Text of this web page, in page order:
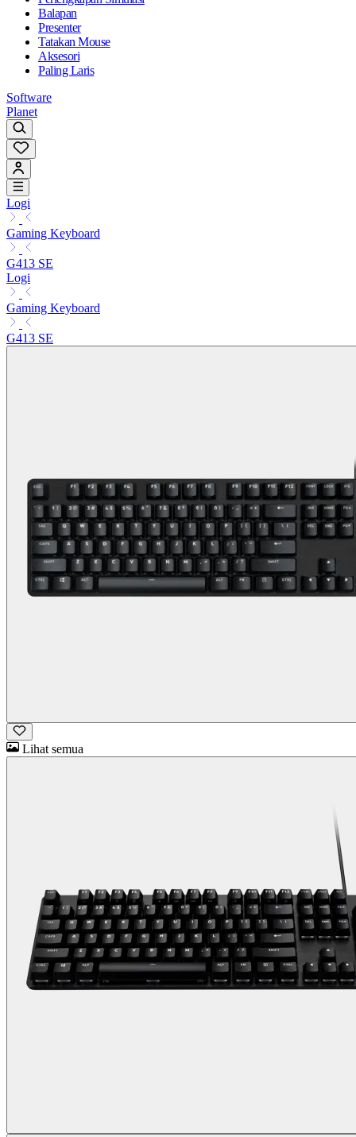
Balapan
Presenter
Tatakan Mouse
Aksesori
Paling Laris
Software
Planet
Logi
Gaming Keyboard
G413 SE
Logi
Gaming Keyboard
G413 SE
Lihat semua